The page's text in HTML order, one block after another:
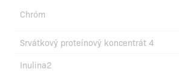
Chróm
Srvátkový proteínový koncentrát 4
Inulina2